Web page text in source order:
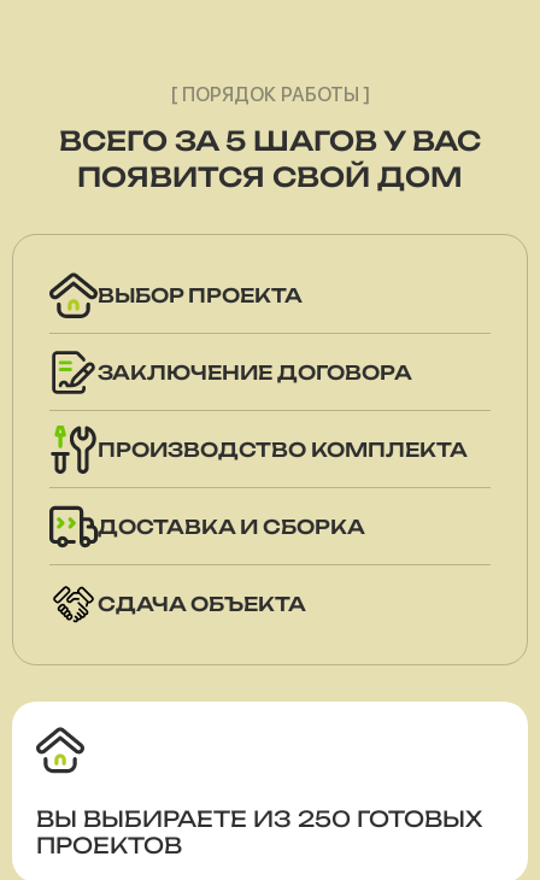
[ ПОРЯДОК РАБОТЫ ]
ВСЕГО ЗА 5 ШАГОВ У ВАС
ПОЯВИТСЯ СВОЙ ДОМ
ВЫ ВЫБИРАЕТЕ ИЗ 250 ГОТОВЫХ
ПРОЕКТОВ
ВЫБОР ПРОЕКТА
ЗАКЛЮЧЕНИЕ ДОГОВОРА
ПРОИЗВОДСТВО КОМПЛЕКТА
ДОСТАВКА И СБОРКА
СДАЧА ОБЪЕКТА